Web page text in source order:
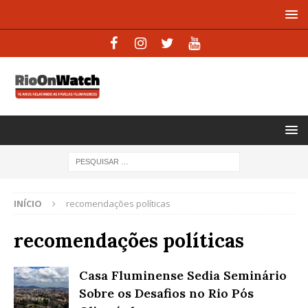
INÍCIO recomendações políticas
recomendações políticas
Casa Fluminense Sedia Seminário
Sobre os Desafios no Rio Pós